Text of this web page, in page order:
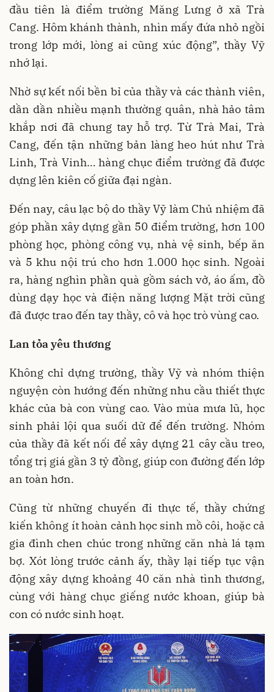
đầu tiên là điểm trường Măng Lưng ở xã Trà
Cang. Hôm khánh thành, nhìn mấy đứa nhỏ ngồi
trong lớp mới, lòng ai cũng xúc động”, thầy Vỹ
nhớ lại.
Nhờ sự kết nối bền bỉ của thầy và các thành viên,
dần dần nhiều mạnh thường quân, nhà hảo tâm
khắp nơi đã chung tay hỗ trợ. Từ Trà Mai, Trà
Cang, đến tận những bản làng heo hút như Trà
Linh, Trà Vinh… hàng chục điểm trường đã được
dựng lên kiên cố giữa đại ngàn.
Đến nay, câu lạc bộ do thầy Vỹ làm Chủ nhiệm đã
góp phần xây dựng gần 50 điểm trường, hơn 100
phòng học, phòng công vụ, nhà vệ sinh, bếp ăn
và 5 khu nội trú cho hơn 1.000 học sinh. Ngoài
ra, hàng nghìn phần quà gồm sách vở, áo ấm, đồ
dùng dạy học và điện năng lượng Mặt trời cũng
đã được trao đến tay thầy, cô và học trò vùng cao.
Lan tỏa yêu thương
Không chỉ dựng trường, thầy Vỹ và nhóm thiện
nguyện còn hướng đến những nhu cầu thiết thực
khác của bà con vùng cao. Vào mùa mưa lũ, học
sinh phải lội qua suối dữ để đến trường. Nhóm
của thầy đã kết nối để xây dựng 21 cây cầu treo,
tổng trị giá gần 3 tỷ đồng, giúp con đường đến lớp
an toàn hơn.
Cũng từ những chuyến đi thực tế, thầy chứng
kiến không ít hoàn cảnh học sinh mồ côi, hoặc cả
gia đình chen chúc trong những căn nhà lá tạm
bợ. Xót lòng trước cảnh ấy, thầy lại tiếp tục vận
động xây dựng khoảng 40 căn nhà tình thương,
cùng với hàng chục giếng nước khoan, giúp bà
con có nước sinh hoạt.